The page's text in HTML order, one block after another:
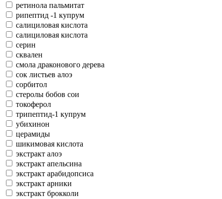
ретинола пальмитат
рипептид -1 купрум
салициловая кислота
салициловая кислота
серин
сквален
смола драконового дерева
сок листьев алоэ
сорбитол
стеролы бобов сои
токоферол
трипептид-1 купрум
убихинон
церамиды
шикимовая кислота
экстракт алоэ
экстракт апельсина
экстракт арабидопсиса
экстракт арники
экстракт брокколи